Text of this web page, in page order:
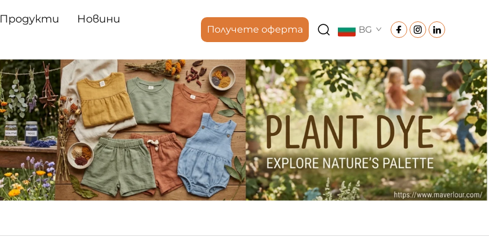
Продукти
Новини
Получете оферта BG